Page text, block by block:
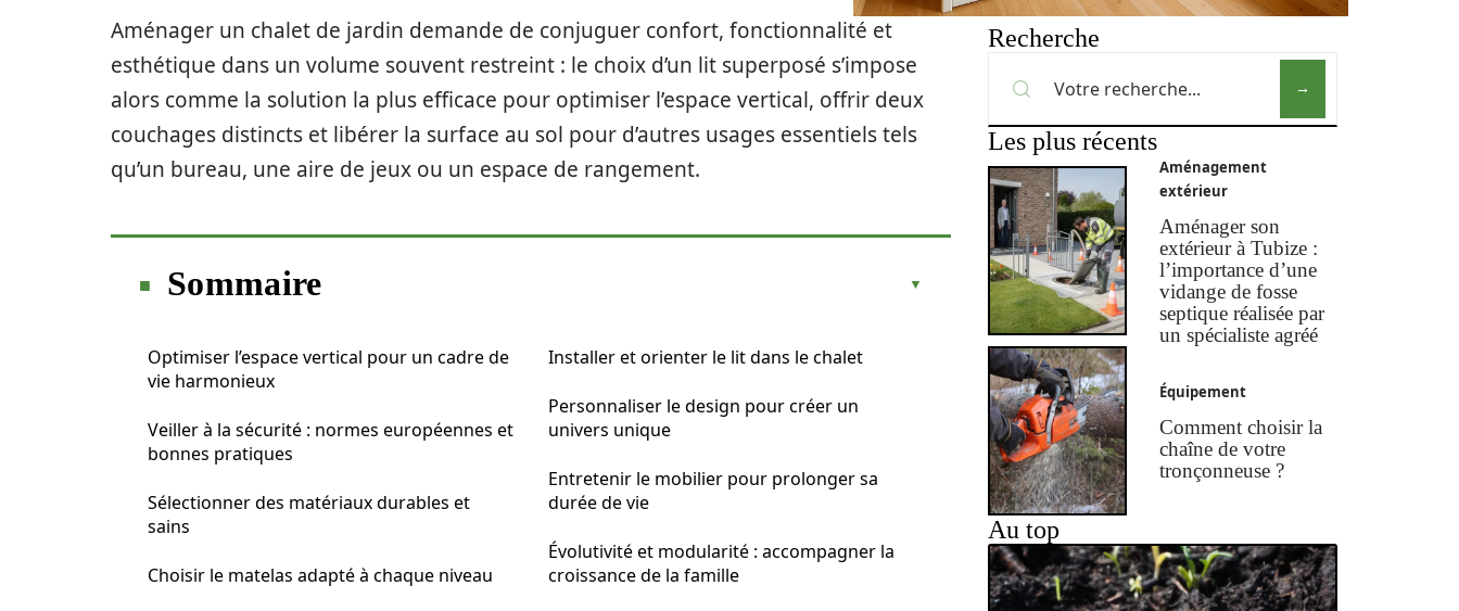
Aménager un chalet de jardin demande de conjuguer confort, fonctionnalité et
esthétique dans un volume souvent restreint : le choix d’un lit superposé s’impose
alors comme la solution la plus efficace pour optimiser l’espace vertical, offrir deux
couchages distincts et libérer la surface au sol pour d’autres usages essentiels tels
qu’un bureau, une aire de jeux ou un espace de rangement.
Sommaire
Optimiser l’espace vertical pour un cadre de
vie harmonieux
Veiller à la sécurité : normes européennes et
bonnes pratiques
Sélectionner des matériaux durables et
sains
Choisir le matelas adapté à chaque niveau
Installer et orienter le lit dans le chalet
Personnaliser le design pour créer un
univers unique
Entretenir le mobilier pour prolonger sa
durée de vie
Évolutivité et modularité : accompagner la
croissance de la famille
Recherche
Les plus récents
Aménagement
extérieur
Aménager son
extérieur à Tubize :
l’importance d’une
vidange de fosse
septique réalisée par
un spécialiste agréé
Équipement
Comment choisir la
chaîne de votre
tronçonneuse ?
Au top